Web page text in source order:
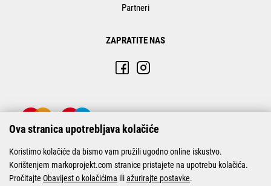
Partneri
ZAPRATITE NAS
© Marko-Projekt 2026
Ova stranica upotrebljava kolačiće
Koristimo kolačiće da bismo vam pružili ugodno online iskustvo.
Korištenjem markoprojekt.com stranice pristajete na upotrebu kolačića.
Pročitajte Obavijest o kolačićima iliažurirajte postavke.